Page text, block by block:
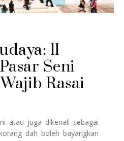
11
Seni
Rasai
atau juga dikenali sebagai
dah boleh bayangkan